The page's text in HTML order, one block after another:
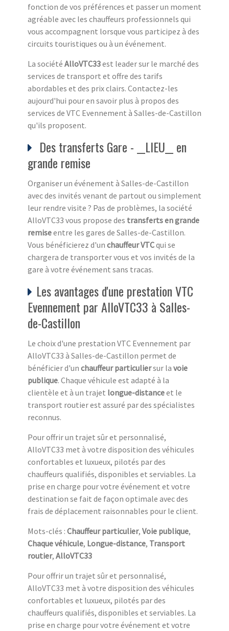
fonction de vos préférences et passer un moment
agréable avec les chauffeurs professionnels qui
vous accompagnent lorsque vous participez à des
circuits touristiques ou à un événement.
La société AlloVTC33est leader sur le marché des
services de transport et offre des tarifs
abordables et des prix clairs. Contactez-les
aujourd'hui pour en savoir plus à propos des
services de VTC Evennement à Salles-de-Castillon
qu'ils proposent.
Des transferts Gare - __LIEU__ en
grande remise
Organiser un événement à Salles-de-Castillon
avec des invités venant de partout ou simplement
leur rendre visite ? Pas de problèmes, la société
AlloVTC33 vous propose des transferts en grande
remiseentre les gares de Salles-de-Castillon.
Vous bénéficierez d'un chauffeur VTCqui se
chargera de transporter vous et vos invités de la
gare à votre événement sans tracas.
Les avantages d'une prestation VTC
Evennement par AlloVTC33 à Salles-
de-Castillon
Le choix d'une prestation VTC Evennement par
AlloVTC33 à Salles-de-Castillon permet de
bénéficier d'un chauffeur particuliersur la voie
publique. Chaque véhicule est adapté à la
clientèle et à un trajet longue-distanceet le
transport routier est assuré par des spécialistes
reconnus.
Pour offrir un trajet sûr et personnalisé,
AlloVTC33 met à votre disposition des véhicules
confortables et luxueux, pilotés par des
chauffeurs qualifiés, disponibles et serviables. La
prise en charge pour votre événement et votre
destination se fait de façon optimale avec des
frais de déplacement raisonnables pour le client.
Mots-clés : Chauffeur particulier, Voie publique,
Chaque véhicule, Longue-distance, Transport
routier, AlloVTC33
Pour offrir un trajet sûr et personnalisé,
AlloVTC33 met à votre disposition des véhicules
confortables et luxueux, pilotés par des
chauffeurs qualifiés, disponibles et serviables. La
prise en charge pour votre événement et votre